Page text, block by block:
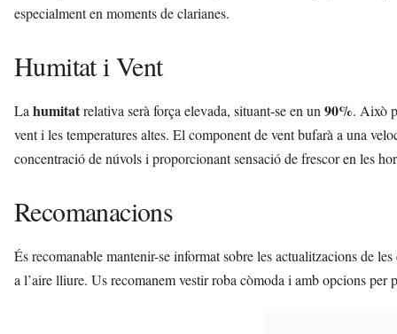
especialment en moments de clarianes.
Humitat i Vent
La humitatrelativa serà força elevada, situant-se en un 90%. Això
vent i les temperatures altes. El component de vent bufarà a una
concentració de núvols i proporcionant sensació de frescor en les
Recomanacions
És recomanable mantenir-se informat sobre les actualitzacions de
a l’aire lliure. Us recomanem vestir roba còmoda i amb opcions per